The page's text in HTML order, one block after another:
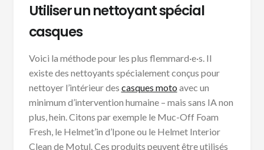
Utiliser un nettoyant spécial
casques
Voici la méthode pour les plus flemmard·e·s. Il
existe des nettoyants spécialement conçus pour
nettoyer l’intérieur des casques moto avec un
minimum d’intervention humaine – mais sans IA non
plus, hein. Citons par exemple le Muc-Off Foam
Fresh, le Helmet’in d’Ipone ou le Helmet Interior
Clean de Motul. Ces produits peuvent être utilisés